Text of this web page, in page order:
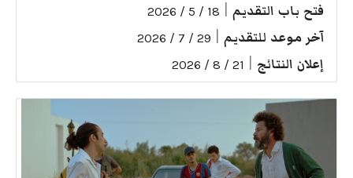
فتح باب التقديم 18 / 5 / 2026
آخر موعد للتقديم 29 / 7 / 2026
إعلان النتائج 21 / 8 / 2026